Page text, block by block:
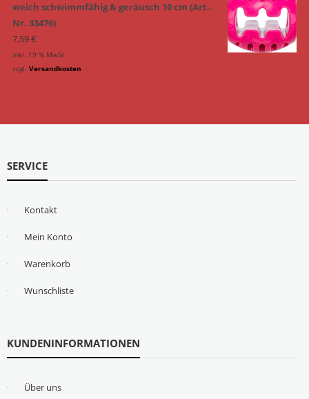
weich schwimmfähig & geräusch 10 cm (Art.-
Nr. 33476)
7,59€
inkl. 19 % MwSt.
zzgl. Versandkosten
SERVICE
Kontakt
Mein Konto
Warenkorb
Wunschliste
KUNDENINFORMATIONEN
Über uns